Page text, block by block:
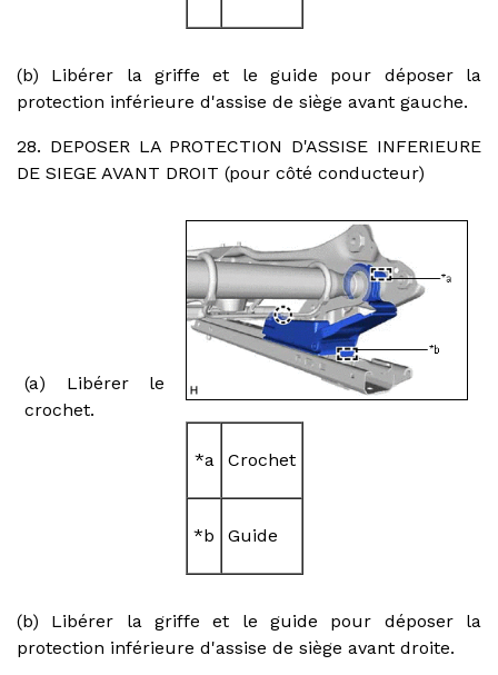
(b) Libérer la griffe et le guide pour déposer la
protection inférieure d'assise de siège avant gauche.
28. DEPOSER LA PROTECTION D'ASSISE INFERIEURE
DE SIEGE AVANT DROIT (pour côté conducteur)
(a) Libérer le
crochet.
*a Crochet
*b Guide
(b) Libérer la griffe et le guide pour déposer la
protection inférieure d'assise de siège avant droite.